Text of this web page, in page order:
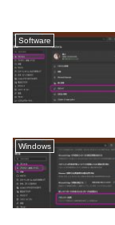
Software
Windows